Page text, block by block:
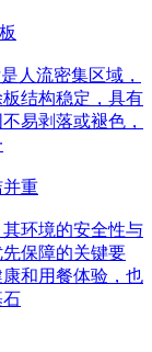
人流密集区域，
结构稳定，具有
易剥落或褪色，
重
环境的安全性与
保障的关键要
和用餐体验，也
石